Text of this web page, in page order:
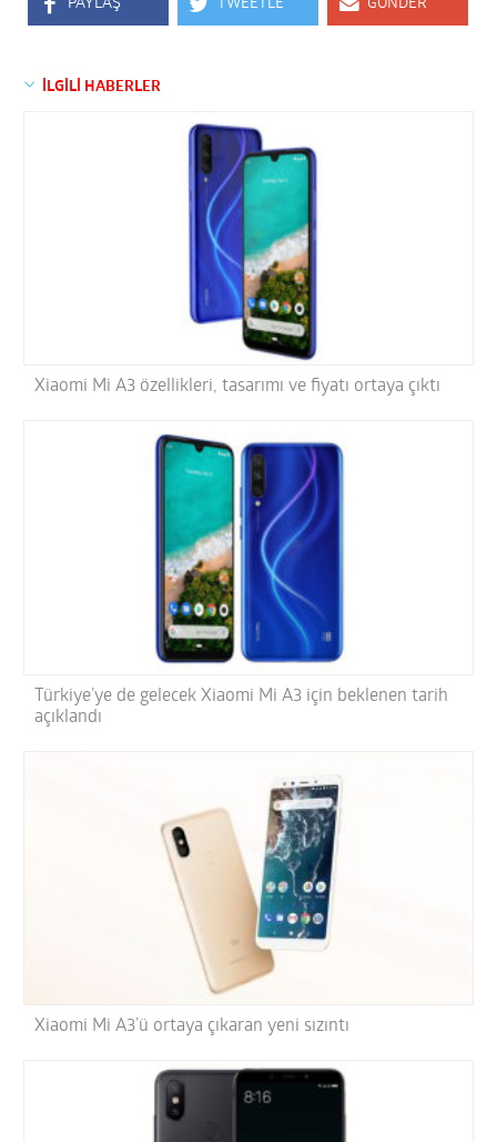
PAYLAŞ TWEETLE GÖNDER
İLGİLİ HABERLER
Xiaomi Mi A3 özellikleri, tasarımı ve fiyatı ortaya çıktı
Türkiye’ye de gelecek Xiaomi Mi A3 için beklenen tarih
açıklandı
Xiaomi Mi A3’ü ortaya çıkaran yeni sızıntı